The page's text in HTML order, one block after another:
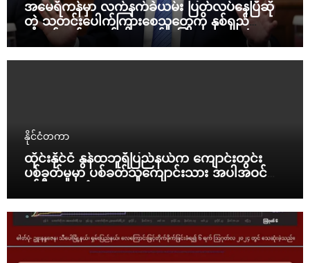
အမေရိကန်မှာ လက်နက်ခဲယမ်း ပြတ်လပ်နေပြီဆို
တဲ့ သတင်းပေါက်ကြားစေသူတွေကို နှစ်ရှည်
ထောင်ဒဏ်ချမယ်လို့ ထရန့် ပြော
နိုင်ငံတကာ
ထိုင်းနိုင်ငံ နွန်ထဘူရီပြည်နယ်က ကျောင်းတွင်း
ပစ်ခတ်မှုမှာ ပစ်ခတ်သူကျောင်းသား အပါအဝင်